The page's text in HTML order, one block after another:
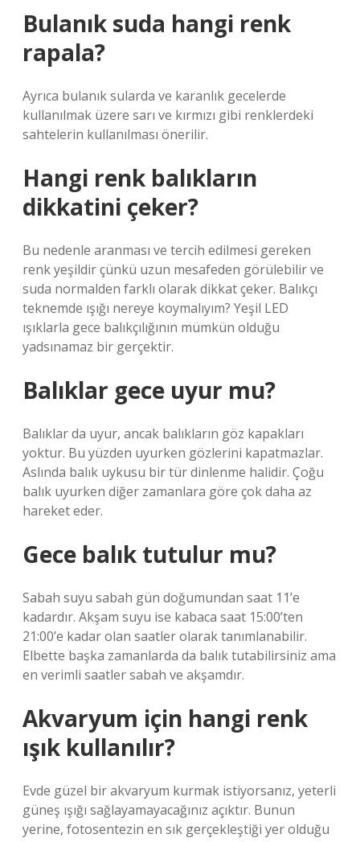
Bulanık suda hangi renk
rapala?
Ayrıca bulanık sularda ve karanlık gecelerde
kullanılmak üzere sarı ve kırmızı gibi renklerdeki
sahtelerin kullanılması önerilir.
Hangi renk balıkların
dikkatini çeker?
Bu nedenle aranması ve tercih edilmesi gereken
renk yeşildir çünkü uzun mesafeden görülebilir ve
suda normalden farklı olarak dikkat çeker. Balıkçı
teknemde ışığı nereye koymalıyım? Yeşil LED
ışıklarla gece balıkçılığının mümkün olduğu
yadsınamaz bir gerçektir.
Balıklar gece uyur mu?
Balıklar da uyur, ancak balıkların göz kapakları
yoktur. Bu yüzden uyurken gözlerini kapatmazlar.
Aslında balık uykusu bir tür dinlenme halidir. Çoğu
balık uyurken diğer zamanlara göre çok daha az
hareket eder.
Gece balık tutulur mu?
Sabah suyu sabah gün doğumundan saat 11’e
kadardır. Akşam suyu ise kabaca saat 15:00’ten
21:00’e kadar olan saatler olarak tanımlanabilir.
Elbette başka zamanlarda da balık tutabilirsiniz ama
en verimli saatler sabah ve akşamdır.
Akvaryum için hangi renk
ışık kullanılır?
Evde güzel bir akvaryum kurmak istiyorsanız, yeterli
güneş ışığı sağlayamayacağınız açıktır. Bunun
yerine, fotosentezin en sık gerçekleştiği yer olduğu